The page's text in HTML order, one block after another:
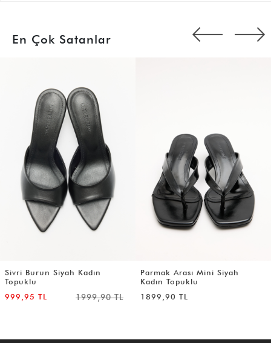
En Çok Satanlar
Sivri Burun Siyah Kadın
Topuklu
999,95 TL
1999,90 TL
Parmak Arası Mini Siyah
Kadın Topuklu
1899,90 TL